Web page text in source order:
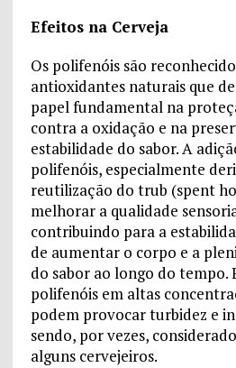
Efeitos na Cerveja
Os polifenóis são
antioxidantes naturais que
papel fundamental na
contra a oxidação e na
estabilidade do sabor. A
polifenóis, especialmente
reutilização do trub (spent
melhorar a qualidade
contribuindo para a
de aumentar o corpo e a
do sabor ao longo do tempo.
polifenóis em altas
podem provocar turbidez e
sendo, por vezes,
alguns cervejeiros.